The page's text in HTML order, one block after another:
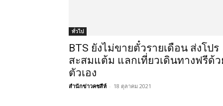
ทั่วไป
BTS ยังไม่ขายตั๋วรายเดือน ส่งโปร
สะสมแต้ม แลกเที่ยวเดินทางฟรีด้ว
ตัวเอง
สำนักข่าวคชสีห์ - 18 ตุลาคม 2021